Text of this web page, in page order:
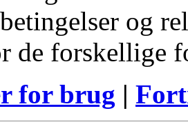
og
de forskellige
for brug |